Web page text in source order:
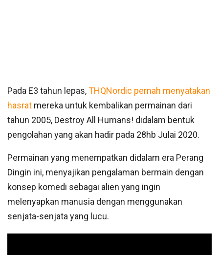
Pada E3 tahun lepas,THQNordic pernah menyatakan
hasrat mereka untuk kembalikan permainan dari
tahun 2005, Destroy All Humans! didalam bentuk
pengolahan yang akan hadir pada 28hb Julai 2020.
Permainan yang menempatkan didalam era Perang
Dingin ini, menyajikan pengalaman bermain dengan
konsep komedi sebagai alien yang ingin
melenyapkan manusia dengan menggunakan
senjata-senjata yang lucu.